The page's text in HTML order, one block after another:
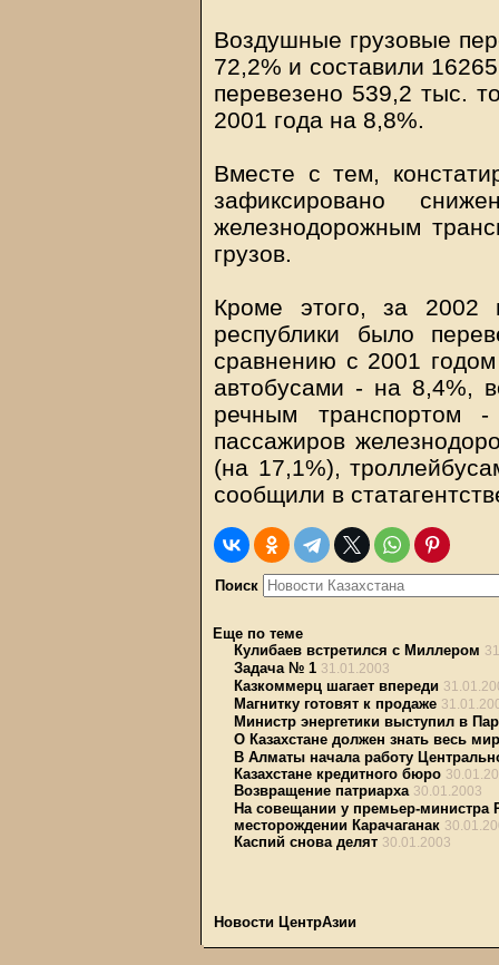
Воздушные грузовые
72,2% и составили
перевезено 539,2 тыс.
2001 года на 8,8%.
Вместе с тем,
зафиксировано
железнодорожным
грузов.
Кроме этого, за 2002
республики было
сравнению с 2001 годом
автобусами - на 8,4%,
речным транспортом
пассажиров
(на 17,1%),
сообщили в
Поиск
Еще по теме
Кулибаев встретился с Миллером
Задача № 1 31.01.2003
Казкоммерц шагает впереди
Магнитку готовят к продаже
Министр энергетики выступил в
О Казахстане должен знать весь мир
В Алматы начала работу
Казахстане кредитного бюро
Возвращение патриарха 30.01.2003
На совещании у премьер-министра
месторождении Карачаганак
Каспий снова делят 30.01.2003
Новости ЦентрАзии